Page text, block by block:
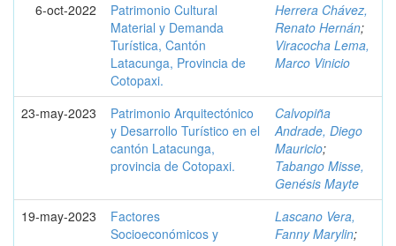
6-oct-2022
Patrimonio Cultural
Material y Demanda
Turística, Cantón
Latacunga, Provincia de
Cotopaxi.
Herrera Chávez,
Renato Hernán;
Viracocha Lema,
Marco Vinicio
23-may-2023
Patrimonio Arquitectónico
y Desarrollo Turístico en el
cantón Latacunga,
provincia de Cotopaxi.
Calvopiña
Andrade, Diego
Mauricio;
Tabango Misse,
Genésis Mayte
19-may-2023
Factores
Socioeconómicos y
Lascano Vera,
Fanny Marylin;